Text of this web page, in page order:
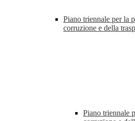
Piano triennale per la
corruzione e della
Piano triennale